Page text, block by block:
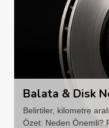
Balata & Disk
Belirtiler, kilometre
Özet: Neden Önemli?